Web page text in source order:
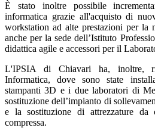
È stato inoltre possibile
informatica grazie all'acquisto di
workstation ad alte prestazioni per la
anche per la sede dell’Istituto
didattica agile e accessori per il
L'IPSIA di Chiavari ha, inoltre,
Informatica, dove sono state
stampanti 3D e i due laboratori di
sostituzione dell’impianto di
e la sostituzione di attrezzature
compressa.